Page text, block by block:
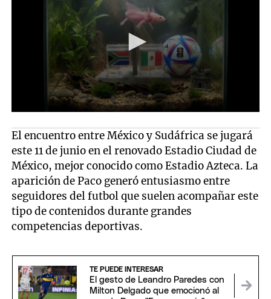
El encuentro entre México y Sudáfrica se jugará
este 11 de junio en el renovado Estadio Ciudad de
México, mejor conocido como Estadio Azteca. La
aparición de Paco generó entusiasmo entre
seguidores del futbol que suelen acompañar este
tipo de contenidos durante grandes
competencias deportivas.
TE PUEDE INTERESAR
El gesto de Leandro Paredes con
Milton Delgado que emocionó al